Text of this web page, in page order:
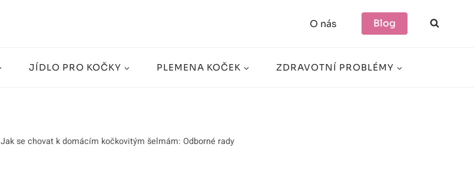
O nás Blog
JÍDLO PRO KOČKY PLEMENA KOČEK ZDRAVOTNÍ PROBLÉMY
Jak se chovat k domácím kočkovitým šelmám: Odborné rady